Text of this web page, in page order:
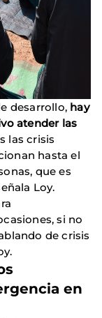
desarrollo, hay
atender las
las crisis
hasta el
que es
Loy.
si no
de crisis
en